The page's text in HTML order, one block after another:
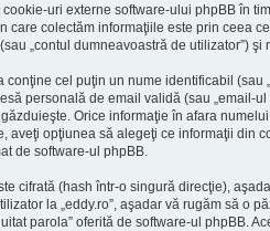
uri externe software-ului phpBB în
care colectăm informaţiile este prin ceea
„contul dumneavoastră de utilizator”)
conţine cel puţin un nume identificabil
personală de email validă (sau „email-
Orice informaţie în afara
aveţi opţiunea să alegeţi ce informaţii
de software-ul phpBB.
cifrată (hash într-o singură direcţie),
la „eddy.ro”, aşadar vă rugăm să o
parola” oferită de software-ul phpBB.